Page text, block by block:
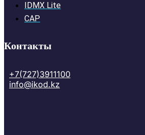
IDMX Lite
CAP
Контакты
+7(727)3911100
info@ikod.kz